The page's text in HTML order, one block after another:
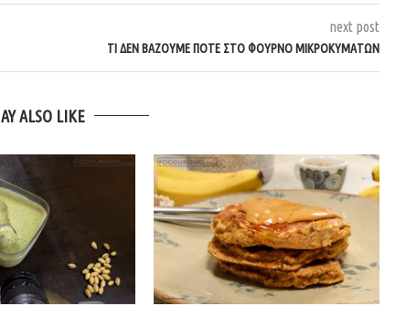
next post
ΤΙ ΔΕΝ ΒΆΖΟΥΜΕ ΠΟΤΕ ΣΤΟ ΦΟΎΡΝΟ ΜΙΚΡΟΚΥΜΆΤΩΝ
ALSO LIKE